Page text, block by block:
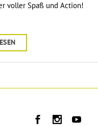
voller Spaß und Action!